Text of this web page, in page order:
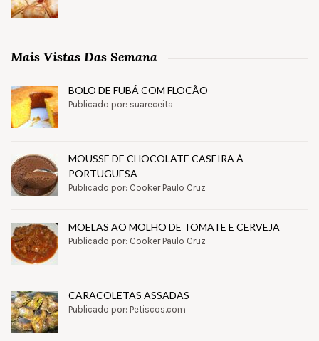
Mais Vistas Das Semana
BOLO DE FUBÁ COM FLOCÃO
Publicado por: suareceita
MOUSSE DE CHOCOLATE CASEIRA À
PORTUGUESA
Publicado por: Cooker Paulo Cruz
MOELAS AO MOLHO DE TOMATE E CERVEJA
Publicado por: Cooker Paulo Cruz
CARACOLETAS ASSADAS
Publicado por: Petiscos.com